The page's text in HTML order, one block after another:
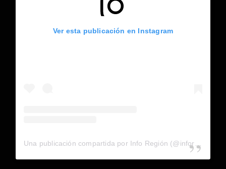
Ver esta publicación en Instagram